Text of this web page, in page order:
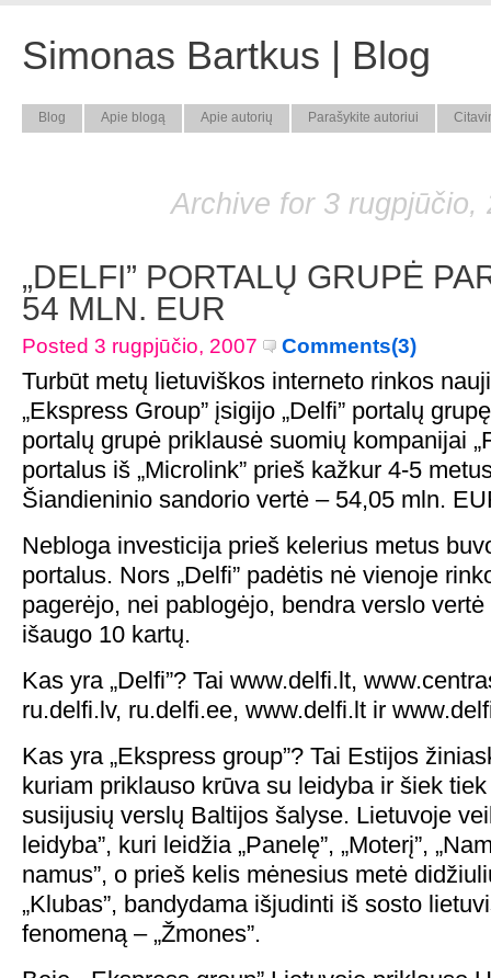
Simonas Bartkus | Blog
Blog Apie blogą Apie autorių Parašykite autoriui
Archive for 3 rugpjūčio,
„DELFI” PORTALŲ GRUPĖ
54 MLN. EUR
Posted 3 rugpjūčio, 2007 Comments(3)
Turbūt metų lietuviškos interneto rinkos
„Ekspress Group” įsigijo „Delfi” portalų
portalų grupė priklausė suomių kompanijai
portalus iš „Microlink” prieš kažkur 4-5
Šiandieninio sandorio vertė – 54,05 mln.
Nebloga investicija prieš kelerius metus
portalus. Nors „Delfi” padėtis nė vienoje
pagerėjo, nei pablogėjo, bendra verslo
išaugo 10 kartų.
Kas yra „Delfi”? Tai www.delfi.lt,
ru.delfi.lv, ru.delfi.ee, www.delfi.lt ir
Kas yra „Ekspress group”? Tai Estijos
kuriam priklauso krūva su leidyba ir šiek
susijusių verslų Baltijos šalyse. Lietuvoje
leidyba”, kuri leidžia „Panelę”, „Moterį”,
namus”, o prieš kelis mėnesius metė
„Klubas”, bandydama išjudinti iš sosto
fenomeną – „Žmones”.